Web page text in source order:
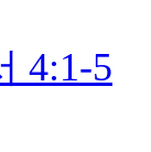
4:1-5